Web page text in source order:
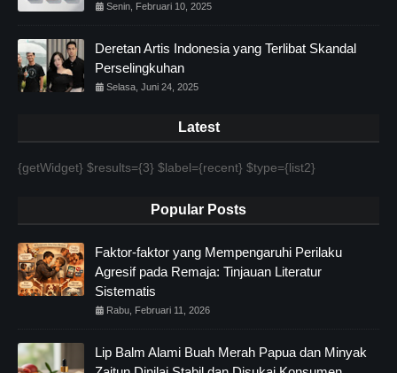
Senin, Februari 10, 2025
Deretan Artis Indonesia yang Terlibat Skandal
Perselingkuhan
Selasa, Juni 24, 2025
Latest
{getWidget} $results={3} $label={recent} $type={list2}
Popular Posts
Faktor-faktor yang Mempengaruhi Perilaku
Agresif pada Remaja: Tinjauan Literatur
Sistematis
Rabu, Februari 11, 2026
Lip Balm Alami Buah Merah Papua dan Minyak